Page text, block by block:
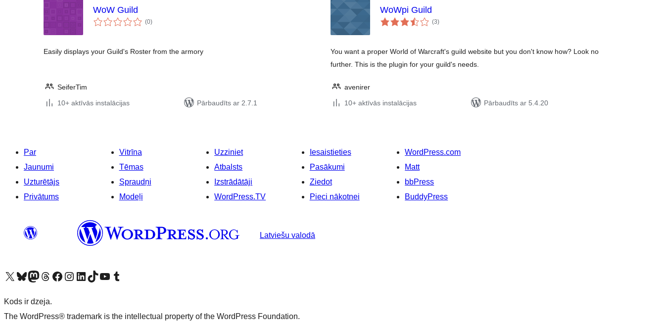
WoW Guild
(0vērtējumu
kopsumma
)
Easily displays your Guild's Roster from the armory
SeiferTim
10+ aktīvās instalācijas
Pārbaudīts ar 2.7.1
WoWpi Guild
(3vērtējumu
kopsumma
)
You want a proper World of Warcraft's guild website but you don't know how? Look no
further. This is the plugin for your guild's needs.
avenirer
10+ aktīvās instalācijas
Pārbaudīts ar 5.4.20
Par
Jaunumi
Uzturētājs
Privātums
Vitrīna
Tēmas
Spraudņi
Modeļi
Uzziniet
Atbalsts
Izstrādātāji
WordPress.TV
Iesaistieties
Pasākumi
Ziedot
Pieci nākotnei
WordPress.com
Matt
bbPress
BuddyPress
Latviešu valodā
Apmeklējiet mūsu X (agrāk Twitter) kontu
Apmeklējiet mūsu Bluesky kontu
Apmeklējiet mūsu Mastodon kontu
Apmeklējiet mūsu Threads kontu
Apmeklējiet mūsu Facebook lapuApmeklējiet mūsu Instagram kontu
Apmeklējiet mūsu LinkedIn kontu
Apmeklējiet mūsu TikTok kontu
Apmeklējiet mūsu YouTube kanālu
Apmeklējiet mūsu Tumblr kontu
Kods ir dzeja.
The WordPress® trademark is the intellectual property of the WordPress Foundation.